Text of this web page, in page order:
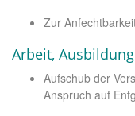
Zur
Arbeit,
Aufschub der
Anspruch auf